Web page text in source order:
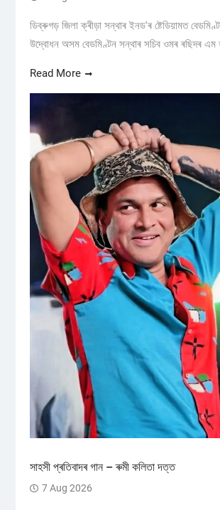
ডিব্ৰুগড় জিলা ক্ৰীড়া সন্থাৰ ইনড'ৰ ষ্টেডিয়ামত
উদ্বোধন অসম বেডমিণ্টন সন্থাৰ সচিব ওমৰ ৰছিদৰ এম
Read More
সাহসী প্ৰতিবাদৰ গান – ৰুমী কলিতা দত্ত
7 Aug 2026